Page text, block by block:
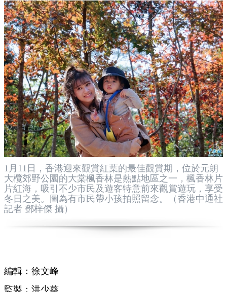
1月11日，香港迎來觀賞紅葉的最佳觀賞期，位於元朗
大欖郊野公園的大棠楓香林是熱點地區之一，楓香林片
片紅海，吸引不少市民及遊客特意前來觀賞遊玩，享受
冬日之美。圖為有市民帶小孩拍照留念。（香港中通社
記者 鄧梓傑 攝）
編輯：徐文峰
監製：洪少葵